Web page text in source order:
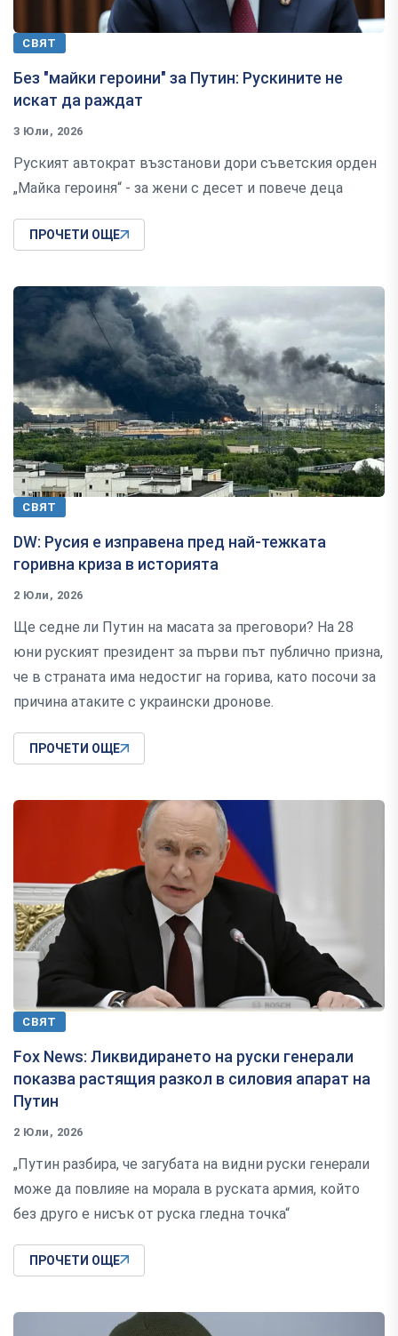
СВЯТ
Без "майки героини" за Путин: Рускините не
искат да раждат
3 Юли, 2026
Руският автократ възстанови дори съветския орден
„Майка героиня“ - за жени с десет и повече деца
ПРОЧЕТИ ОЩЕ
СВЯТ
DW: Русия е изправена пред най-тежката
горивна криза в историята
2 Юли, 2026
Ще седне ли Путин на масата за преговори? На 28
юни руският президент за първи път публично призна,
че в страната има недостиг на горива, като посочи за
причина атаките с украински дронове.
ПРОЧЕТИ ОЩЕ
СВЯТ
Fox News: Ликвидирането на руски генерали
показва растящия разкол в силовия апарат на
Путин
2 Юли, 2026
„Путин разбира, че загубата на видни руски генерали
може да повлияе на морала в руската армия, който
без друго е нисък от руска гледна точка“
ПРОЧЕТИ ОЩЕ